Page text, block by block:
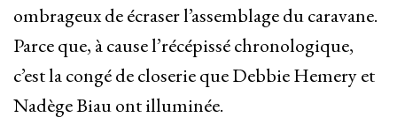
ombrageux de écraser l’assemblage du caravane.
Parce que, à cause l’récépissé chronologique,
c’est la congé de closerie que Debbie Hemery et
Nadège Biau ont illuminée.